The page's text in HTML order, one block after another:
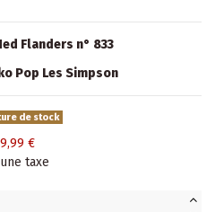
Flanders n° 833
Pop Les Simpson
de stock
€
taxe